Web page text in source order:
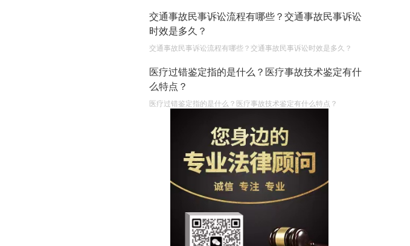
交通事故民事诉讼流程有哪些？交通事故民事诉讼
时效是多久？
交通事故民事诉讼流程有哪些？交通事故民事诉讼时效是多久？
医疗过错鉴定指的是什么？医疗事故技术鉴定有什
么特点？
医疗过错鉴定指的是什么？医疗事故技术鉴定有什么特点？